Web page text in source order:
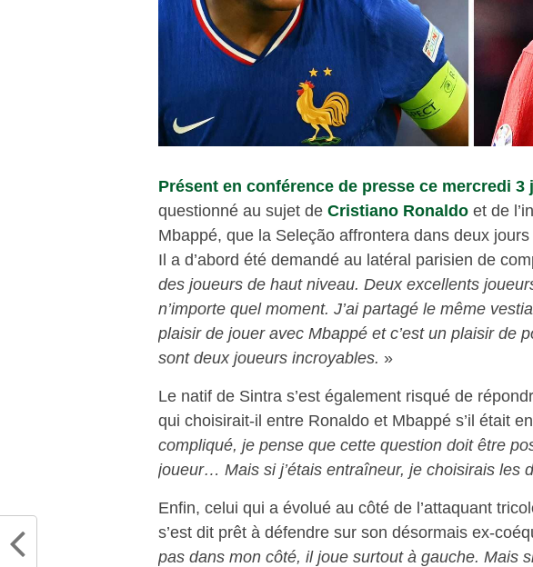
Présent en conférence de presse ce mercredi 3
questionné au sujet de Cristiano Ronaldo et de
Mbappé, que la Seleção affrontera dans deux
Il a d’abord été demandé au latéral parisien de
des joueurs de haut niveau. Deux excellents
n’importe quel moment. J’ai partagé le même
plaisir de jouer avec Mbappé et c’est un plaisir de
sont deux joueurs incroyables. »
Le natif de Sintra s’est également risqué de
qui choisirait-il entre Ronaldo et Mbappé s’il était
compliqué, je pense que cette question doit être
joueur… Mais si j’étais entraîneur, je choisirais les
Enfin, celui qui a évolué au côté de l’attaquant
s’est dit prêt à défendre sur son désormais ex-
pas dans mon côté, il joue surtout à gauche. Mais